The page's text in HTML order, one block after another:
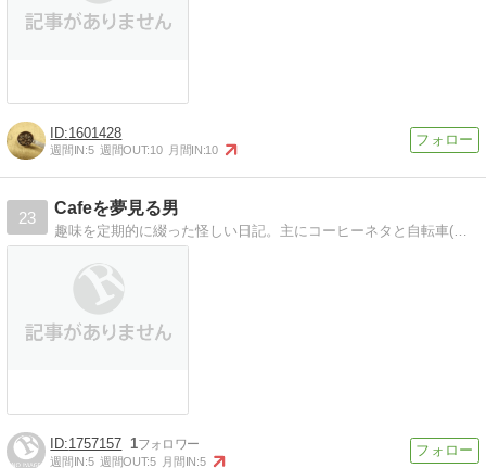
1601428
週間IN:5 週間OUT:10 月間IN:10
23
Cafeを夢見る男
趣味を定期的に綴った怪しい日記。主にコーヒーネタと自転車(ロードバイク、クロスバイク)のネタ！
1757157 1
週間IN:5 週間OUT:5 月間IN:5